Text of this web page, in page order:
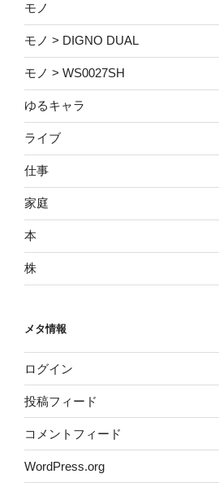
モノ
モノ > DIGNO DUAL
モノ > WS0027SH
ゆるキャラ
ライブ
仕事
家庭
本
株
メタ情報
ログイン
投稿フィード
コメントフィード
WordPress.org